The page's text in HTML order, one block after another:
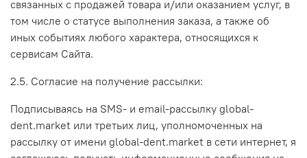
связанных с продажей товара и/или оказанием услуг, в
том числе о статусе выполнения заказа, а также об
иных событиях любого характера, относящихся к
сервисам Сайта.
2.5. Согласие на получение рассылки:
Подписываясь на SMS- и email-рассылку global-
dent.market или третьих лиц, уполномоченных на
рассылку от имени global-dent.market в сети интернет, я